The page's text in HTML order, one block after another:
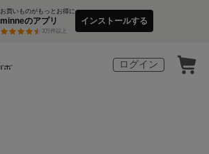
お買いものがもっとお得に
minneのアプリ
3万件以上
インストールする
ログイン